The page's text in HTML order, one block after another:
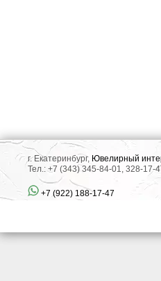
г. Екатеринбург, Ювелирный
Тел.: +7 (343) 345-84-01, 328-17-
+7 (922) 188-17-47